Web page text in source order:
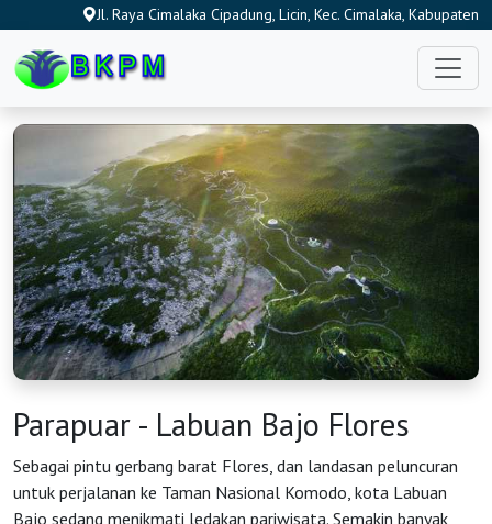
Jl. Raya Cimalaka Cipadung, Licin, Kec. Cimalaka, Kabupaten
HOME
Parapuar - Labuan Bajo Flores
Sebagai pintu gerbang barat Flores, dan landasan peluncuran
untuk perjalanan ke Taman Nasional Komodo, kota Labuan
Bajo sedang menikmati ledakan pariwisata. Semakin banyak